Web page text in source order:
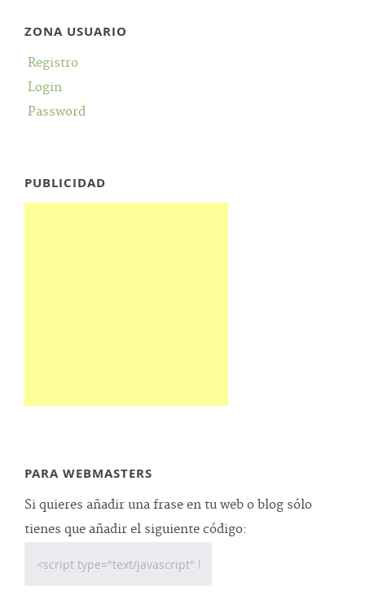
ZONA USUARIO
Registro
Login
Password
PUBLICIDAD
PARA WEBMASTERS
Si quieres añadir una frase en tu web o blog sólo
tienes que añadir el siguiente código: